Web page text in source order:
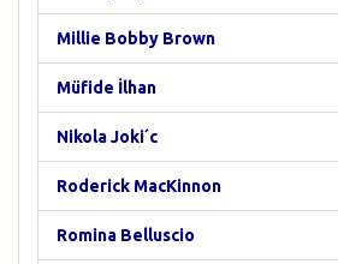
Millie Bobby Brown
Müfide İlhan
Nikola Joki´c
Roderick MacKinnon
Romina Belluscio